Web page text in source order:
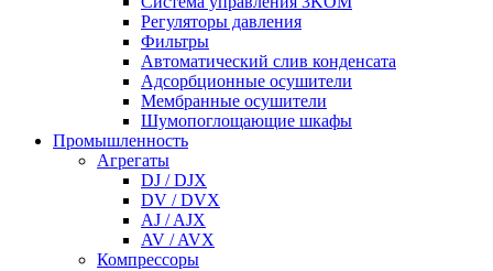
Регуляторы давления
Фильтры
Автоматический слив конденсата
Адсорбционные осушители
Мембранные осушители
Шумопоглощающие шкафы
Промышленность
Агрегаты
DJ / DJX
DV / DVX
AJ / AJX
AV / AVX
Компрессоры